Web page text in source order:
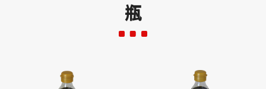
瓶